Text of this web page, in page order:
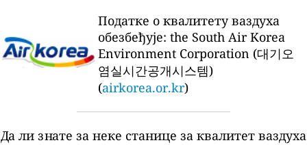
Податке о квалитету ваздуха
обезбеђује: the South Air Korea
Environment Corporation (대기오
염실시간공개시스템)
(airkorea.or.kr)
Да ли знате за неке станице за квалитет ваздуха